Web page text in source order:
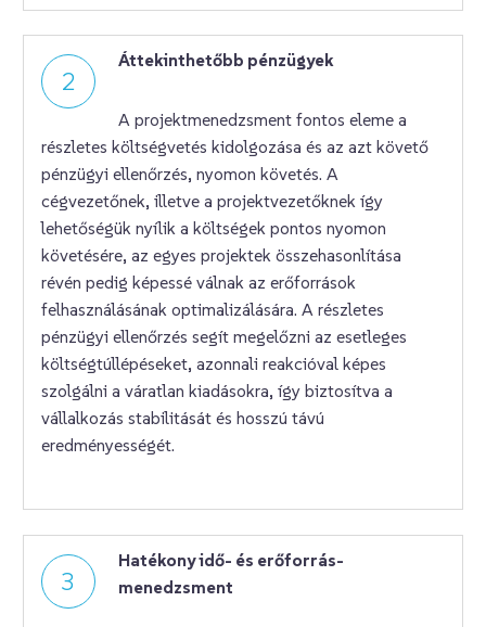
2
Áttekinthetőbb pénzügyek
A projektmenedzsment fontos eleme a
részletes költségvetés kidolgozása és az azt követő
pénzügyi ellenőrzés, nyomon követés. A
cégvezetőnek, illetve a projektvezetőknek így
lehetőségük nyílik a költségek pontos nyomon
követésére, az egyes projektek összehasonlítása
révén pedig képessé válnak az erőforrások
felhasználásának optimalizálására. A részletes
pénzügyi ellenőrzés segít megelőzni az esetleges
költségtúllépéseket, azonnali reakcióval képes
szolgálni a váratlan kiadásokra, így biztosítva a
vállalkozás stabilitását és hosszú távú
eredményességét.
3
Hatékony idő- és erőforrás-
menedzsment